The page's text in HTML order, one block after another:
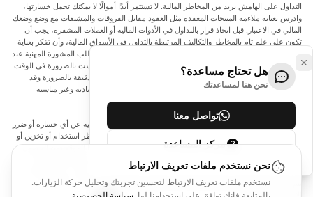
التداول على الهامش يزيد من المخاطر المالية. لا تستثمر أبدًا أموالًا لا يمكنك تحمل خسارتها،
وادرس بعناية ملاءمة المنتجات المعقدة مثل العقود مقابل الفروقات والمشتقات مع وضع وضعك
المالي في الاعتبار. قبل اتخاذ قرار بالتداول في الأدوات المالية أو العملات المشفرة، يجب أن
تكون على علم تام بالمخاطر والتكاليف المرتبطة بالتداول في الأسواق المالية، وأن تفكر بعناية
في أهدافك الاستثمارية ومستوى خبرتك ورغبتك في المخاطرة، وأن تطلب المشورة المهنية عند
الحاجة. تود Arincen أن تذكرك بأن البيانات الواردة في هذا الموقع ليست بالضرورة في الوقت
الفعلي وليست دقيقة. البيانات والأسعار الموجودة على الموقع ليست دقيقة بالضرورة وقد
تختلف عن السعر الفعلي في أي سوق معينة، مما يعني أن الأسعار إرشادية وغير مناسبة
لأغراض التداول.
لن يتحمل Arincen وأي مزود للبيانات الواردة في هذا الموقع المسؤولية عن أي خسارة أو ضرر
نتيجة لتداولك، أو اعتمادك على المعلومات الواردة في هذا الموقع. يحظر استخدام أو تخزين أو
إعادة إنتاج أو عرض أو تعديل أو نقل أو توزيع البيانات الموجودة في هذا الموقع دون الحصول
على إذن كتابي صريح مسبق من Arincen و/أو مزود البيانات. جميع حقوق الملكية الفكرية
محفوظة من قبل مقدمي الخدمة و/أو البورصة التي تقدم البيانات الواردة في هذا الموقع. قد
يتم تعويض Arincen من قبل المعلنين الذين يظهرون على الموقع، بناءً على تفاعلك مع
الإعلانات أو المعلنين.
هل تحتاج مساعدة؟
نحن هنا لمساعدتك
تواصل معنا
مركز المساعدة
نحن نستخدم ملفات تعريف الارتباط
نستخدم ملفات تعريف الارتباط لتحسين تجربتك وتحليل حركة الزيارات.